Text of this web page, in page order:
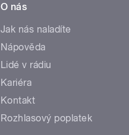
O nás
Jak nás naladíte
Nápověda
Lidé v rádiu
Kariéra
Kontakt
Rozhlasový poplatek